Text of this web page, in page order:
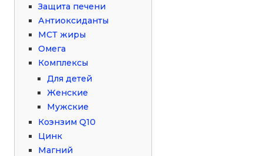
Защита печени
Антиоксиданты
МСТ жиры
Омега
Комплексы
Для детей
Женские
Мужские
Коэнзим Q10
Цинк
Магний